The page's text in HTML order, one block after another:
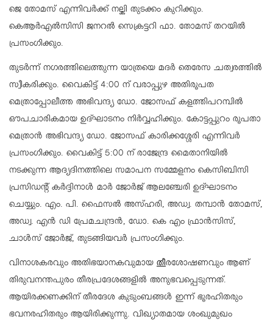
ജെ തോമസ് എന്നിവർക്ക് നല്കി തുടക്കം കുറിക്കും.
കെആർഎൽസിസി ജനറൽ സെക്രട്ടറി ഫാ. തോമസ് തറയിൽ
പ്രസംഗിക്കും.
തുടർന്ന് നഗരത്തിലെത്തുന്ന യാത്രയെ മദർ തെരേസ ചത്വരത്തിൽ
സ്വീകരിക്കും. വൈകിട്ട് 4:00 ന് വരാപ്പുഴ അതിരൂപത
മെത്രാപ്പോലീത്ത അഭിവന്ദ്യ ഡോ. ജോസഫ് കളത്തിപറമ്പിൽ
ഔപചാരികമായ ഉദ്ഘാടനം നിർവ്വഹിക്കും. കോട്ടപ്പുറം രൂപതാ
മെത്രാൻ അഭിവന്ദ്യ ഡോ. ജോസഫ് കാരിക്കശ്ശേരി എന്നിവർ
പ്രസംഗിക്കും. വൈകിട്ട് 5:00 ന് രാജേന്ദ്ര മൈതാനിയിൽ
നടക്കുന്ന ആദ്യദിനത്തിലെ സമാപന സമ്മേളനം കെസിബിസി
പ്രസിഡന്റ് കർദ്ദിനാൾ മാർ ജോർജ് ആലഞ്ചേരി ഉദ്ഘാടനം
ചെയ്യും. എം. പി. ഫൈസൽ അസ്ഹരി, അഡ്വ. തമ്പാൻ തോമസ്,
അഡ്വ. എൻ ഡി പ്രേമചന്ദ്രൻ, ഡോ. കെ എം ഫ്രാൻസിസ്,
ചാൾസ് ജോർജ്, തുടങ്ങിയവർ പ്രസംഗിക്കും.
വിനാശകരവും അതിഭയാനകവുമായ തീരശോഷണവും ആണ്
തിരുവനന്തപുരം തീരപ്രദേശങ്ങളിൽ അനുഭവപ്പെടുന്നത്.
ആയിരക്കണക്കിന് തീരദേശ കുടുംബങ്ങൾ ഇന്ന് ഭൂരഹിതരും
ഭവനരഹിതരും ആയിരിക്കുന്നു. വിഖ്യാതമായ ശംഖുമുഖം